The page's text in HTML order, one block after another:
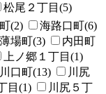
松尾２丁目(5)
(2)
海路口町(6)
薄場町(3)
内田町
上ノ郷１丁目(1)
川口町(13)
川尻
目(1)
川尻５丁